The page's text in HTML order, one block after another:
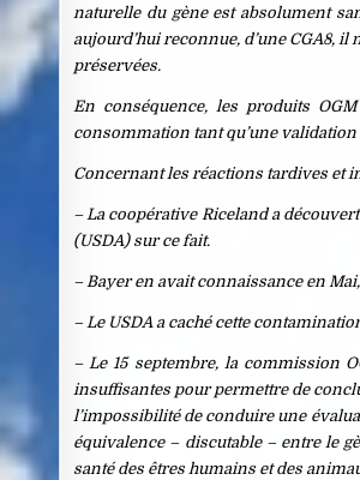
naturelle du gène est absolument
aujourd’hui reconnue, d’une CGA8,
préservées.
En conséquence, les produits
consommation tant qu’une
Concernant les réactions tardives et
– La coopérative Riceland a
(USDA) sur ce fait.
– Bayer en avait connaissance en
– Le USDA a caché cette
– Le 15 septembre, la commission
insuffisantes pour permettre de
l’impossibilité de conduire une
équivalence – discutable – entre le
santé des êtres humains et des